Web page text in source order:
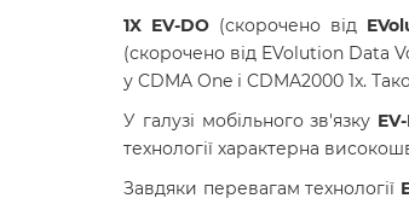
1X EV-DO (скорочено від
(скорочено від EVolution Data
у CDMA One і CDMA2000 1x.
У галузі мобільного зв'язку
технології характерна
Завдяки перевагам технології